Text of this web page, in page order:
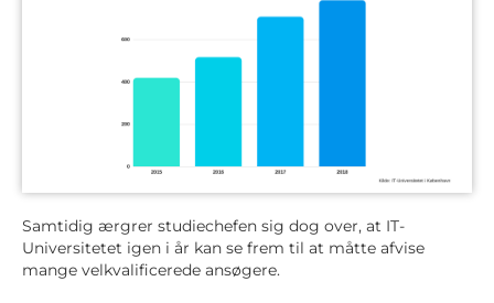
Samtidig ærgrer studiechefen sig dog over, at IT-
Universitetet igen i år kan se frem til at måtte afvise
mange velkvalificerede ansøgere.